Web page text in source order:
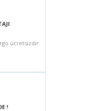
ücretsizdir.
!